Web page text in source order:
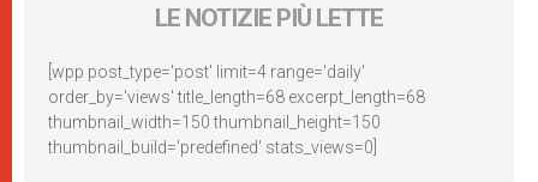
LE NOTIZIE PIÙ LETTE
[wpp post_type='post' limit=4 range='daily'
order_by='views' title_length=68 excerpt_length=68
thumbnail_width=150 thumbnail_height=150
thumbnail_build='predefined' stats_views=0]